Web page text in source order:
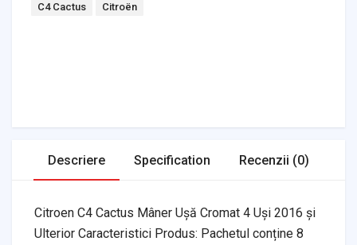
Tags:
C4 Cactus Citroën
Descriere Specification Recenzii (0)
Citroen C4 Cactus Mâner Ușă Cromat 4 Uși 2016 și
Ulterior Caracteristici Produs: Pachetul conține 8